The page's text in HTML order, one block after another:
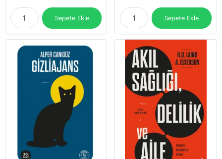
Sepete Ekle Sepete Ekle